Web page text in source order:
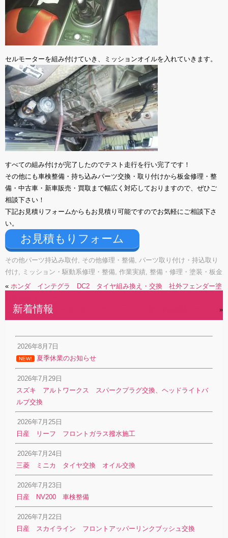
セルモーターを組み付けていき、ミッションオイルを入れていきます。
すべての組み付けが完了したのでテスト走行を行い完了です！
その他にも車検整備・持ち込みパーツ交換・取り付けから板金修理・整
備・中古車・新車販売・買取まで幅広く対応しておりますので、ぜひご
相談下さい！
下記お見積りフォームからもお見積り可能ですのでお気軽にご相談下さ
い。
お見積もりフォーム
その他パーツ持込み取付, その他修理・整備, パーツ取り付け・持込取り
付け, ミッション・駆動系修理・整備, 作業実績, 整備・修理・塗装・板金
« ホンダ インテグラ DC2 タイヤ組み換え・交換 社外フェンダー塗
»
新着情報
2026年8月7日
NEW! 夏季休業のお知らせ
2026年7月29日
スズキ アルトワークス スパークプラグ交換、ヘッドライトバ
ルブ交換
2026年7月25日
日産 リーフ フロントガラス撥水施工
2026年7月24日
三菱 ミニカ タイヤ交換 オイル交換
2026年7月23日
日産 NV200 車検整備
2026年7月22日
日産 スカイライン フロントアッパーリンクブッシュ交換